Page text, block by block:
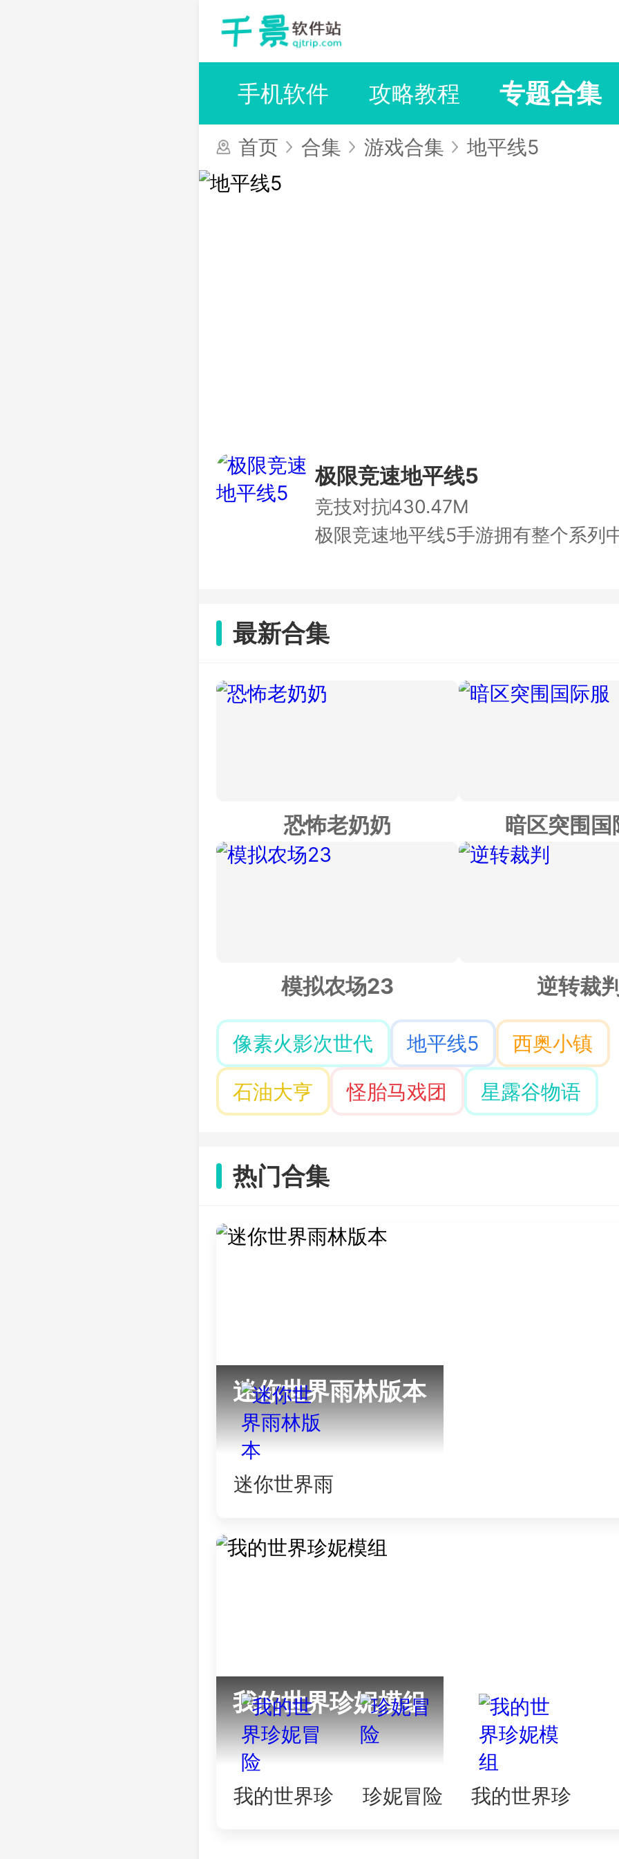
手机软件 攻略教程 专题合集
首页 合集 游戏合集 地平线5
地平线5
本以墨西哥开放世界为背景，更新最大的地图
形，提供了多款赛车类型，以第一人称视角操
在开放世界中开启极限驾驶竞速。加入到公路
危险标志挑战等多种比赛任务之中，成这些内
极限竞速地平线5
竞技对抗430.47M
极限竞速地平线5手游拥有整个系列
调整性能，进入到不同的赛道场景内
启极限任务与挑战，展示自身的驾驶
与经验。
最新合集
恐怖老奶奶 暗区突围国
模拟农场23 逆转裁
像素火影次世代 地平线5
西奥小镇
石油大亨
怪胎马戏团 星露谷物语
热门合集
迷你世界雨林版本
迷你世界雨
我的世界珍妮模组
我的世界珍
珍妮冒险
我的世界珍